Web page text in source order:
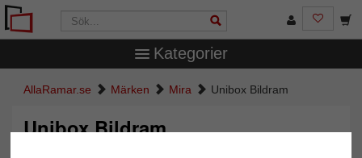
Kategorier
AllaRamar.se Märken Mira Unibox Bildram
Unibox Bildram